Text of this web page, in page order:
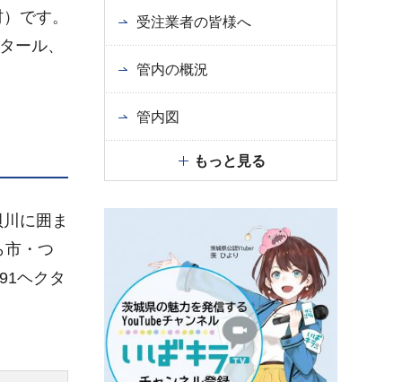
です。
ール、
に囲ま
市・つ
ヘクタ
受注業者の皆様へ
管内の概況
管内図
もっと見る